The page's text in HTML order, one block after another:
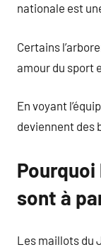
nationale est
Certains
amour du sport
En voyant
deviennent des
sont à
Les maillots du